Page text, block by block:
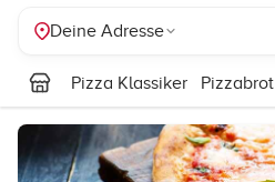
Deine Adresse
Pizza Klassiker Pizzabrot